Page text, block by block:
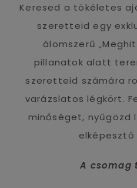
Keresed a tökéletes
szeretteid egy
álomszerű
pillanatok alatt
szeretteid számára
varázslatos légkört.
minőséget,
elképesztő
A csomag